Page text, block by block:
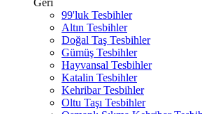
Geri
99'luk Tesbihler
Altın Tesbihler
Doğal Taş Tesbihler
Gümüş Tesbihler
Hayvansal Tesbihler
Katalin Tesbihler
Kehribar Tesbihler
Oltu Taşı Tesbihler